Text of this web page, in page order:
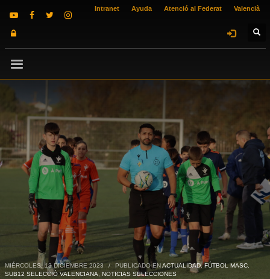
Intranet Ayuda Atenció al Federat Valencià
MIÉRCOLES, 13 DICIEMBRE 2023 / PUBLICADO ENACTUALIDAD,FÚTBOL MASC.
SUB12 SELECCIÓ VALENCIANA
NOTICIAS SELECCIONES